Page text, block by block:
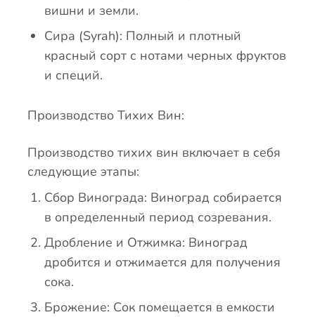
вишни и земли.
Cира (Syrah): Полный и плотный
красный сорт с нотами черных фруктов
и специй.
Производство Тихих Вин:
Производство тихих вин включает в себя
следующие этапы:
Сбор Винограда: Виноград собирается
в определенный период созревания.
Дробление и Отжимка: Виноград
дробится и отжимается для получения
сока.
Брожение: Сок помещается в емкости